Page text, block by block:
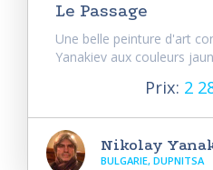
Le Passage
Une belle peinture d'art
Yanakiev aux couleurs
Prix: 2
Nikolay
BULGARIE, DUPNITSA